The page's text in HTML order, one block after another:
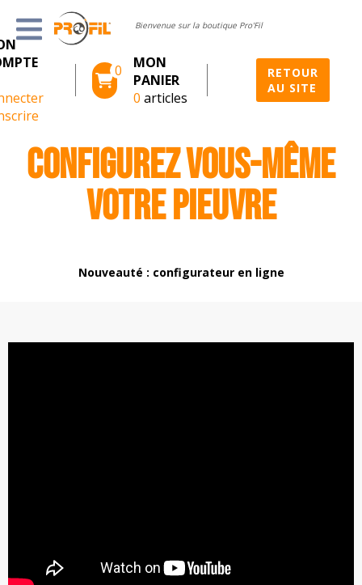
Bienvenue sur la boutique Pro'Fil
0
MON
PANIER
0 articles
RETOUR
AU SITE
CONFIGUREZ VOUS-MÊME
VOTRE PIEUVRE
Nouveauté : configurateur en ligne